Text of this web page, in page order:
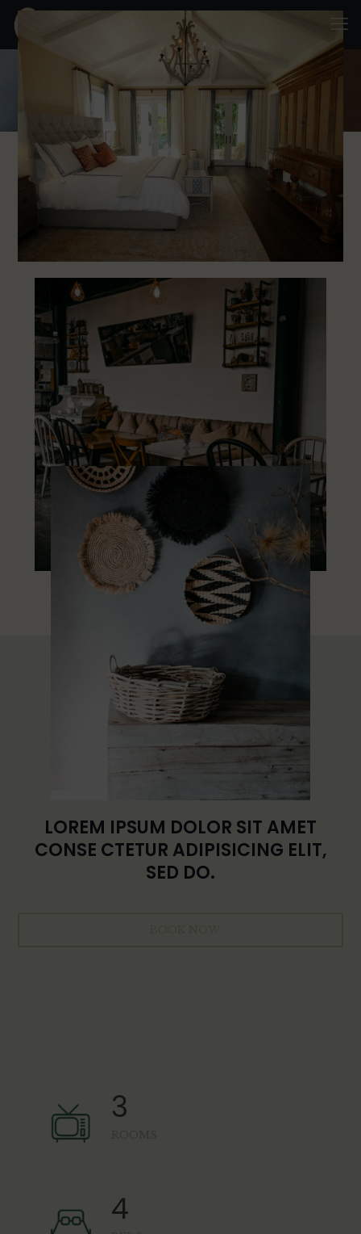
Carina Vian
Cottage
LOREM IPSUM DOLOR SIT AMET
CONSE CTETUR ADIPISICING ELIT,
SED DO.
3
4